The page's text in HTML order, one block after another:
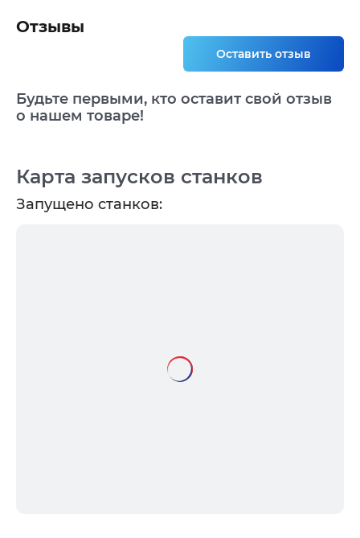
Карта запусков станков
Запущено станков:
Отзывы
Оставить отзыв
Будьте первыми, кто оставит свой отзыв
о нашем товаре!